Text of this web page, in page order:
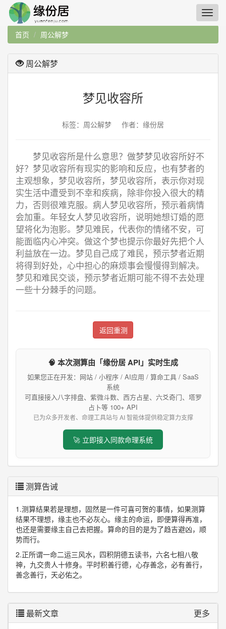
首页 周公解梦
周公解梦
梦见收容所
标签：周公解梦 作者：缘份居
梦见收容所是什么意思？做梦梦见收容所好不
好？梦见收容所有现实的影响和反应，也有梦者的
主观想象，梦见收容所，梦见收容所，表示你对现
实生活中遭受到不幸和疾病，除非你投入很大的精
力，否则很难克服。病人梦见收容所，预示着病情
会加重。年轻女人梦见收容所，说明她想订婚的愿
望将化为泡影。梦见难民，代表你的情绪不安，可
能面临内心冲突。做这个梦也提示你最好先把个人
利益放在一边。梦见自己成了难民，预示梦者近期
将得到好处，心中担心的麻烦事会慢慢得到解决。
梦见和难民交谈，预示梦者近期可能不得不去处理
一些十分棘手的问题。
返回重测
🧠 本次测算由「缘份居 API」实时生成
如果您正在开发：网站 / 小程序 / AI应用 / 算命工具 / SaaS
系统
可直接接入八字排盘、紫微斗数、西方占星、六爻奇门、塔罗
占卜等 100+ API
已为众多开发者、命理工具站与 AI 智能体提供稳定算力支撑
🚀 立即接入同款命理系统
测算告诫
1.测算结果若是理想，固然是一件可喜可贺的事情，如果测算
结果不理想，缘主也不必灰心。缘主的命运，即便算得再准，
也还是需要缘主自己去把握。算命的目的是为了趋吉避凶，顺
势而行。
2.正所谓一命二运三风水，四积阴德五读书，六名七相八敬
神，九交贵人十修身。平时积善行德，心存善念，必有善行，
善念善行，天必佑之。
最新文章 更多